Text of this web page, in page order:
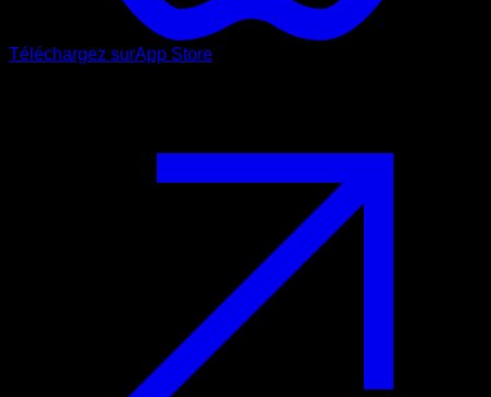
Téléchargez surApp Store